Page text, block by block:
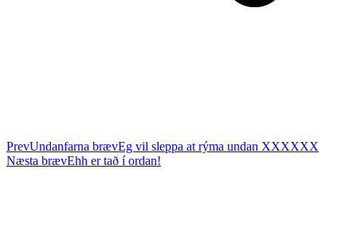
PrevUndanfarna brævEg vil sleppa at rýma undan XXXXXX
Næsta brævEhh er tað í ordan!